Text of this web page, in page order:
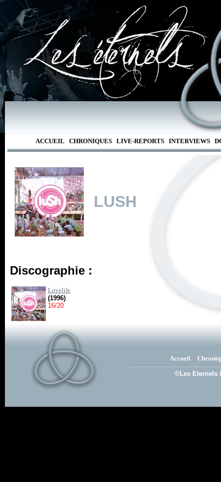
ACCUEIL CHRONIQUES LIVE-REPORTS INTERVIEWS
LUSH
Discographie :
Lovelife
(1996)
16/20
Accueil
©Les Eternels